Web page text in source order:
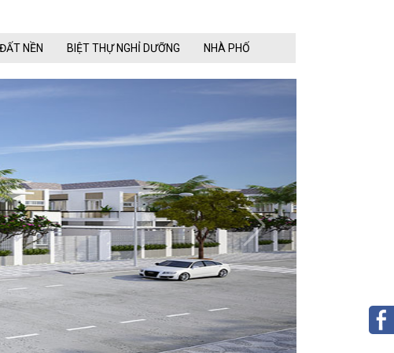
ĐẤT NỀN BIỆT THỰ NGHỈ DƯỠNG NHÀ PHỐ
next